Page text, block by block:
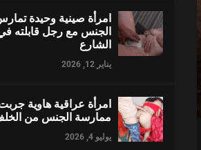
امرأة صينية وحيدة
الجنس مع رجل قابلته
الشارع
يناير 12, 2026
امرأة عراقية هاوية
ممارسة الجنس من
يوليو 4, 2026